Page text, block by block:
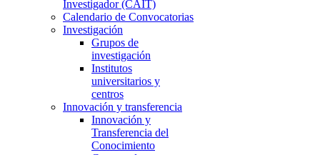
Investigador (CAIT)
Calendario de Convocatorias
Investigación
Grupos de
investigación
Institutos
universitarios y
centros
Innovación y transferencia
Innovación y
Transferencia del
Conocimiento